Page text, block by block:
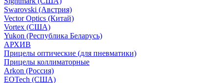
Swarovski (Австрия)
Vector Optics (Китай)
Vortex (США)
Yukon (Республика Беларусь)
АРХИВ
Прицелы оптические (для пневматики)
Прицелы коллиматорные
Arkon (Россия)
EOTech (США)